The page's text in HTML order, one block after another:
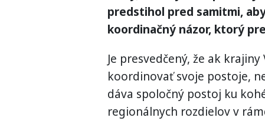
predstihol pred samitmi,
koordinačný názor, ktorý
Je presvedčený, že ak
koordinovať svoje postoje,
dáva spoločný postoj ku
regionálnych rozdielov v